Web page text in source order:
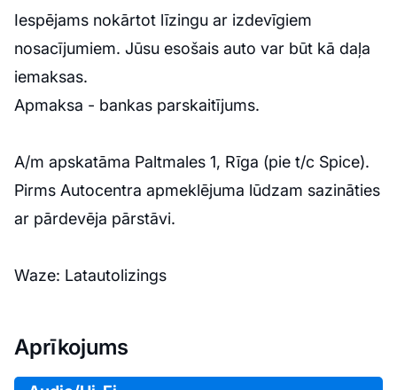
Iespējams nokārtot līzingu ar izdevīgiem
nosacījumiem. Jūsu esošais auto var būt kā daļa
iemaksas.
Apmaksa - bankas parskaitījums.
A/m apskatāma Paltmales 1, Rīga (pie t/c Spice).
Pirms Autocentra apmeklējuma lūdzam sazināties
ar pārdevēja pārstāvi.
Waze: Latautolizings
Aprīkojums